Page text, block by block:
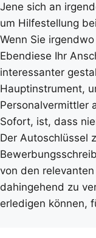
Jene sich an
um Hilfestellung
Wenn Sie
Ebendiese Ihr
interessanter
Hauptinstrument,
Personalvermittler
Sofort, ist, dass
Der Autoschlüssel
von den
dahingehend zu
erledigen können,